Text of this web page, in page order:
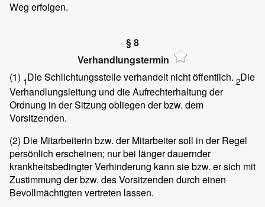
Weg erfolgen.
§ 8
Verhandlungstermin
(1) 1Die Schlichtungsstelle verhandelt nicht öffentlich. 2Die
Verhandlungsleitung und die Aufrechterhaltung der
Ordnung in der Sitzung obliegen der bzw. dem
Vorsitzenden.
(2) Die Mitarbeiterin bzw. der Mitarbeiter soll in der Regel
persönlich erscheinen; nur bei länger dauernder
krankheitsbedingter Verhinderung kann sie bzw. er sich mit
Zustimmung der bzw. des Vorsitzenden durch einen
Bevollmächtigten vertreten lassen.